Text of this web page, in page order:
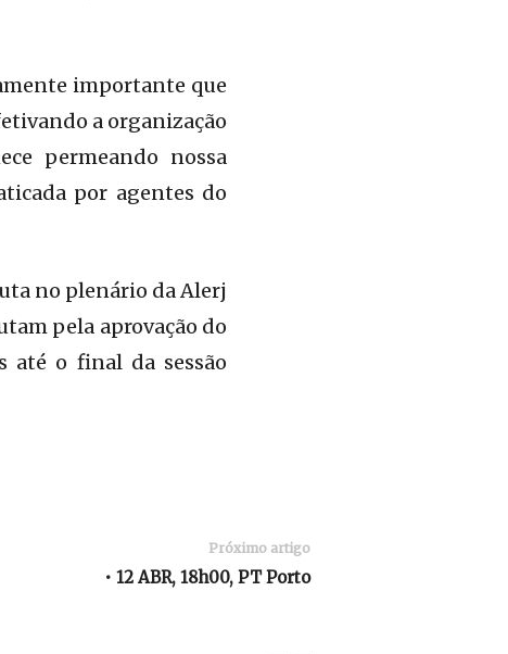
importante que
a organização
permeando nossa
por agentes do
no plenário da Alerj
pela aprovação do
até o final da sessão
Próximo artigo
• 12 ABR, 18h00, PT Porto